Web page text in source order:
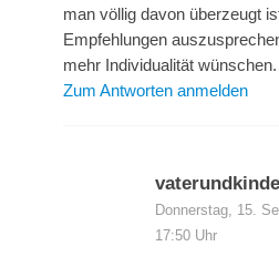
man völlig davon überzeugt
Empfehlungen
mehr Individualität wünschen.
Zum Antworten anmelden
Donnerstag, 15.
17:50 Uhr